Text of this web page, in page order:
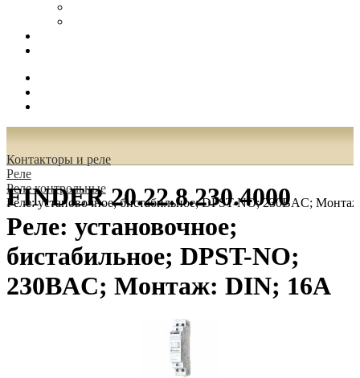
Контакторы и реле
Реле
Реле контрольные
Реле: установочное; бистабильное; DPST-NO; 230ВAC;
FINDER 20.22.8.230.4000
Реле: установочное;
бистабильное; DPST-NO;
230ВAC; Монтаж: DIN; 16А